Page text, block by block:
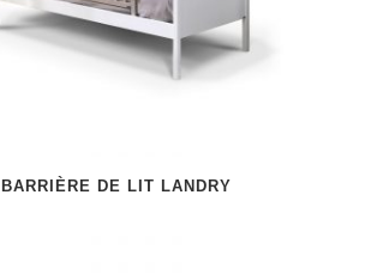
BARRIÈRE DE LIT LANDRY